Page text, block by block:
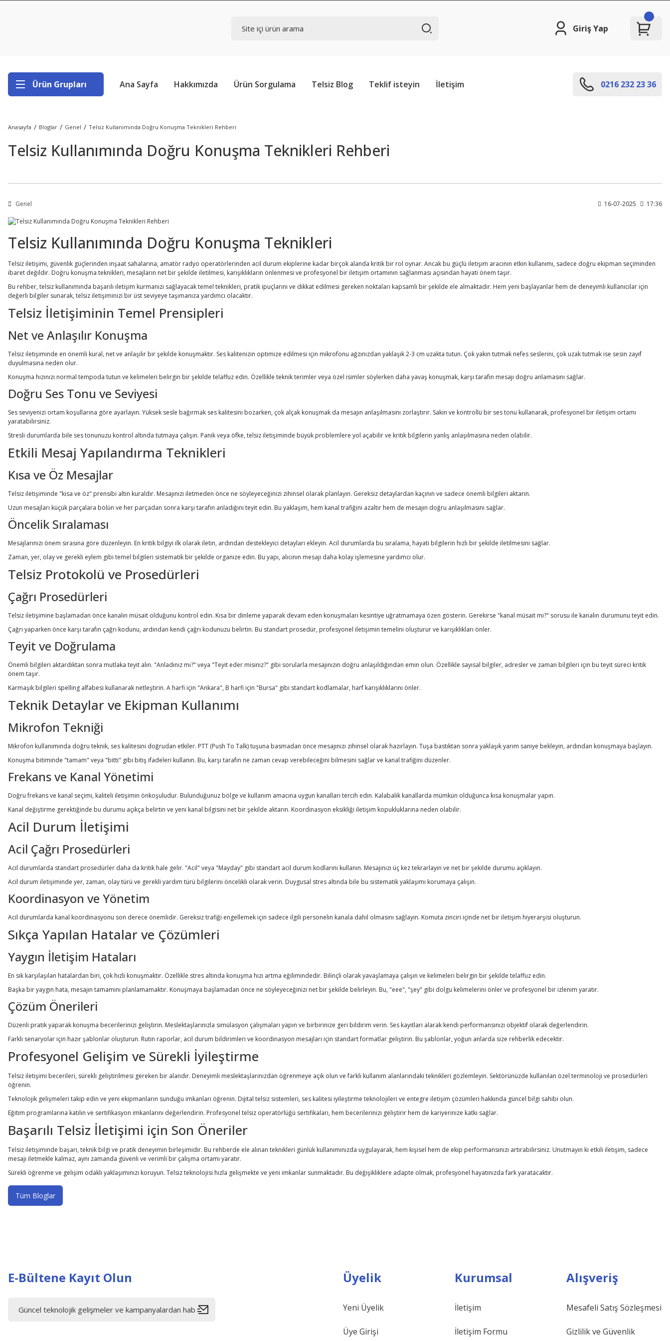
Giriş Yap
Ürün Grupları Ana Sayfa Hakkımızda Ürün Sorgulama Telsiz Blog Teklif isteyin İletişim 0216 232 23 36
Anasayfa Bloglar Genel Telsiz Kullanımında Doğru Konuşma Teknikleri Rehberi
Telsiz Kullanımında Doğru Konuşma Teknikleri Rehberi
Genel 16-07-2025 17:36
Telsiz Kullanımında Doğru Konuşma Teknikleri
Telsiz iletişimi, güvenlik güçlerinden inşaat sahalarına, amatör radyo operatörlerinden acil durum ekiplerine kadar birçok alanda kritik bir rol oynar. Ancak bu güçlü iletişim aracının etkin kullanımı, sadece doğru ekipman seçiminden
ibaret değildir. Doğru konuşma teknikleri, mesajların net bir şekilde iletilmesi, karışıklıkların önlenmesi ve profesyonel bir iletişim ortamının sağlanması açısından hayati önem taşır.
Bu rehber, telsiz kullanımında başarılı iletişim kurmanızı sağlayacak temel teknikleri, pratik ipuçlarını ve dikkat edilmesi gereken noktaları kapsamlı bir şekilde ele almaktadır. Hem yeni başlayanlar hem de deneyimli kullanıcılar için
değerli bilgiler sunarak, telsiz iletişiminizi bir üst seviyeye taşımanıza yardımcı olacaktır.
Telsiz İletişiminin Temel Prensipleri
Net ve Anlaşılır Konuşma
Telsiz iletişiminde en önemli kural, net ve anlaşılır bir şekilde konuşmaktır. Ses kalitenizin optimize edilmesi için mikrofonu ağzınızdan yaklaşık 2-3 cm uzakta tutun. Çok yakın tutmak nefes seslerini, çok uzak tutmak ise sesin zayıf
duyulmasına neden olur.
Konuşma hızınızı normal tempoda tutun ve kelimeleri belirgin bir şekilde telaffuz edin. Özellikle teknik terimler veya özel isimler söylerken daha yavaş konuşmak, karşı tarafın mesajı doğru anlamasını sağlar.
Doğru Ses Tonu ve Seviyesi
Ses seviyenizi ortam koşullarına göre ayarlayın. Yüksek sesle bağırmak ses kalitesini bozarken, çok alçak konuşmak da mesajın anlaşılmasını zorlaştırır. Sakin ve kontrollü bir ses tonu kullanarak, profesyonel bir iletişim ortamı
yaratabilirsiniz.
Stresli durumlarda bile ses tonunuzu kontrol altında tutmaya çalışın. Panik veya öfke, telsiz iletişiminde büyük problemlere yol açabilir ve kritik bilgilerin yanlış anlaşılmasına neden olabilir.
Etkili Mesaj Yapılandırma Teknikleri
Kısa ve Öz Mesajlar
Telsiz iletişiminde "kısa ve öz" prensibi altın kuraldır. Mesajınızı iletmeden önce ne söyleyeceğinizi zihinsel olarak planlayın. Gereksiz detaylardan kaçının ve sadece önemli bilgileri aktarın.
Uzun mesajları küçük parçalara bölün ve her parçadan sonra karşı tarafın anladığını teyit edin. Bu yaklaşım, hem kanal trafiğini azaltır hem de mesajın doğru anlaşılmasını sağlar.
Öncelik Sıralaması
Mesajlarınızı önem sırasına göre düzenleyin. En kritik bilgiyi ilk olarak iletin, ardından destekleyici detayları ekleyin. Acil durumlarda bu sıralama, hayati bilgilerin hızlı bir şekilde iletilmesini sağlar.
Zaman, yer, olay ve gerekli eylem gibi temel bilgileri sistematik bir şekilde organize edin. Bu yapı, alıcının mesajı daha kolay işlemesine yardımcı olur.
Telsiz Protokolü ve Prosedürleri
Çağrı Prosedürleri
Telsiz iletişimine başlamadan önce kanalın müsait olduğunu kontrol edin. Kısa bir dinleme yaparak devam eden konuşmaları kesintiye uğratmamaya özen gösterin. Gerekirse "kanal müsait mi?" sorusu ile kanalın durumunu teyit edin.
Çağrı yaparken önce karşı tarafın çağrı kodunu, ardından kendi çağrı kodunuzu belirtin. Bu standart prosedür, profesyonel iletişimin temelini oluşturur ve karışıklıkları önler.
Teyit ve Doğrulama
Önemli bilgileri aktardıktan sonra mutlaka teyit alın. "Anladınız mı?" veya "Teyit eder misiniz?" gibi sorularla mesajınızın doğru anlaşıldığından emin olun. Özellikle sayısal bilgiler, adresler ve zaman bilgileri için bu teyit süreci kritik
önem taşır.
Karmaşık bilgileri spelling alfabesi kullanarak netleştirin. A harfi için "Ankara", B harfi için "Bursa" gibi standart kodlamalar, harf karışıklıklarını önler.
Teknik Detaylar ve Ekipman Kullanımı
Mikrofon Tekniği
Mikrofon kullanımında doğru teknik, ses kalitesini doğrudan etkiler. PTT (Push To Talk) tuşuna basmadan önce mesajınızı zihinsel olarak hazırlayın. Tuşa bastıktan sonra yaklaşık yarım saniye bekleyin, ardından konuşmaya başlayın.
Konuşma bitiminde "tamam" veya "bitti" gibi bitiş ifadeleri kullanın. Bu, karşı tarafın ne zaman cevap verebileceğini bilmesini sağlar ve kanal trafiğini düzenler.
Frekans ve Kanal Yönetimi
Doğru frekans ve kanal seçimi, kaliteli iletişimin önkoşuludur. Bulunduğunuz bölge ve kullanım amacına uygun kanalları tercih edin. Kalabalık kanallarda mümkün olduğunca kısa konuşmalar yapın.
Kanal değiştirme gerektiğinde bu durumu açıkça belirtin ve yeni kanal bilgisini net bir şekilde aktarın. Koordinasyon eksikliği iletişim kopukluklarına neden olabilir.
Acil Durum İletişimi
Acil Çağrı Prosedürleri
Acil durumlarda standart prosedürler daha da kritik hale gelir. "Acil" veya "Mayday" gibi standart acil durum kodlarını kullanın. Mesajınızı üç kez tekrarlayın ve net bir şekilde durumu açıklayın.
Acil durum iletişiminde yer, zaman, olay türü ve gerekli yardım türü bilgilerini öncelikli olarak verin. Duygusal stres altında bile bu sistematik yaklaşımı korumaya çalışın.
Koordinasyon ve Yönetim
Acil durumlarda kanal koordinasyonu son derece önemlidir. Gereksiz trafiği engellemek için sadece ilgili personelin kanala dahil olmasını sağlayın. Komuta zinciri içinde net bir iletişim hiyerarşisi oluşturun.
Sıkça Yapılan Hatalar ve Çözümleri
Yaygın İletişim Hataları
En sık karşılaşılan hatalardan biri, çok hızlı konuşmaktır. Özellikle stres altında konuşma hızı artma eğilimindedir. Bilinçli olarak yavaşlamaya çalışın ve kelimeleri belirgin bir şekilde telaffuz edin.
Başka bir yaygın hata, mesajın tamamını planlamamaktır. Konuşmaya başlamadan önce ne söyleyeceğinizi net bir şekilde belirleyin. Bu, "eee", "şey" gibi dolgu kelimelerini önler ve profesyonel bir izlenim yaratır.
Çözüm Önerileri
Düzenli pratik yaparak konuşma becerilerinizi geliştirin. Meslektaşlarınızla simülasyon çalışmaları yapın ve birbirinize geri bildirim verin. Ses kayıtları alarak kendi performansınızı objektif olarak değerlendirin.
Farklı senaryolar için hazır şablonlar oluşturun. Rutin raporlar, acil durum bildirimleri ve koordinasyon mesajları için standart formatlar geliştirin. Bu şablonlar, yoğun anlarda size rehberlik edecektir.
Profesyonel Gelişim ve Sürekli İyileştirme
Telsiz iletişimi becerileri, sürekli geliştirilmesi gereken bir alandır. Deneyimli meslektaşlarınızdan öğrenmeye açık olun ve farklı kullanım alanlarındaki teknikleri gözlemleyin. Sektörünüzde kullanılan özel terminoloji ve prosedürleri
öğrenin.
Teknolojik gelişmeleri takip edin ve yeni ekipmanların sunduğu imkanları öğrenin. Dijital telsiz sistemleri, ses kalitesi iyileştirme teknolojileri ve entegre iletişim çözümleri hakkında güncel bilgi sahibi olun.
Eğitim programlarına katılın ve sertifikasyon imkanlarını değerlendirin. Profesyonel telsiz operatörlüğü sertifikaları, hem becerilerinizi geliştirir hem de kariyerinize katkı sağlar.
Başarılı Telsiz İletişimi için Son Öneriler
Telsiz iletişiminde başarı, teknik bilgi ve pratik deneyimin birleşimidir. Bu rehberde ele alınan teknikleri günlük kullanımınızda uygulayarak, hem kişisel hem de ekip performansınızı artırabilirsiniz. Unutmayın ki etkili iletişim, sadece
mesajı iletmekle kalmaz, aynı zamanda güvenli ve verimli bir çalışma ortamı yaratır.
Sürekli öğrenme ve gelişim odaklı yaklaşımınızı koruyun. Telsiz teknolojisi hızla gelişmekte ve yeni imkanlar sunmaktadır. Bu değişikliklere adapte olmak, profesyonel hayatınızda fark yaratacaktır.
Tüm Bloglar
E-Bültene Kayıt Olun Üyelik
Yeni Üyelik
Üye Girişi
Kurumsal
İletişim
İletişim Formu
Alışveriş
Mesafeli Satış Sözleşmesi
Gizlilik ve Güvenlik